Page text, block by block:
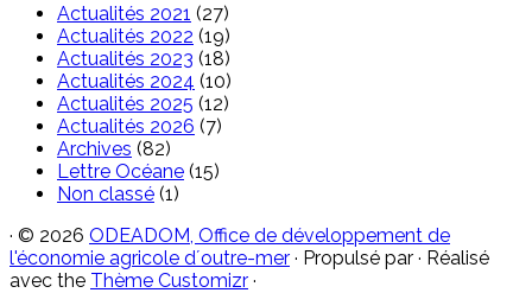
Actualités 2021 (27)
Actualités 2022 (19)
Actualités 2023 (18)
Actualités 2024 (10)
Actualités 2025 (12)
Actualités 2026 (7)
Archives (82)
Lettre Océane (15)
Non classé (1)
· © 2026 ODEADOM, Office de développement de
l'économie agricole d´outre-mer · Propulsé par · Réalisé
avec the Thème Customizr ·